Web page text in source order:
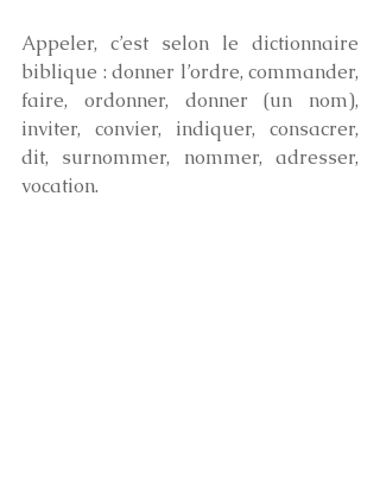
Appeler, c’est selon le dictionnaire
biblique : donner l’ordre, commander,
faire, ordonner, donner (un nom),
inviter, convier, indiquer, consacrer,
dit, surnommer, nommer, adresser,
vocation.